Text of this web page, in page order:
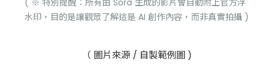
水印，目的是讓觀眾了解這是 AI 創作內容，而非真實拍攝 )
（ 圖片來源 / 自製範例圖 )